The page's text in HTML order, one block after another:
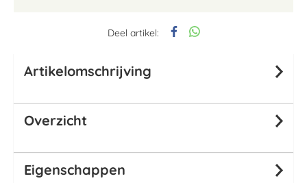
Deel artikel:
Artikelomschrijving
Overzicht
Eigenschappen